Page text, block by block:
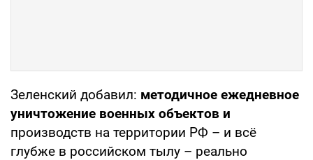
Зеленский добавил: методичное ежедневное
уничтожение военных объектов и
производств на территории РФ – и всё
глубже в российском тылу – реально